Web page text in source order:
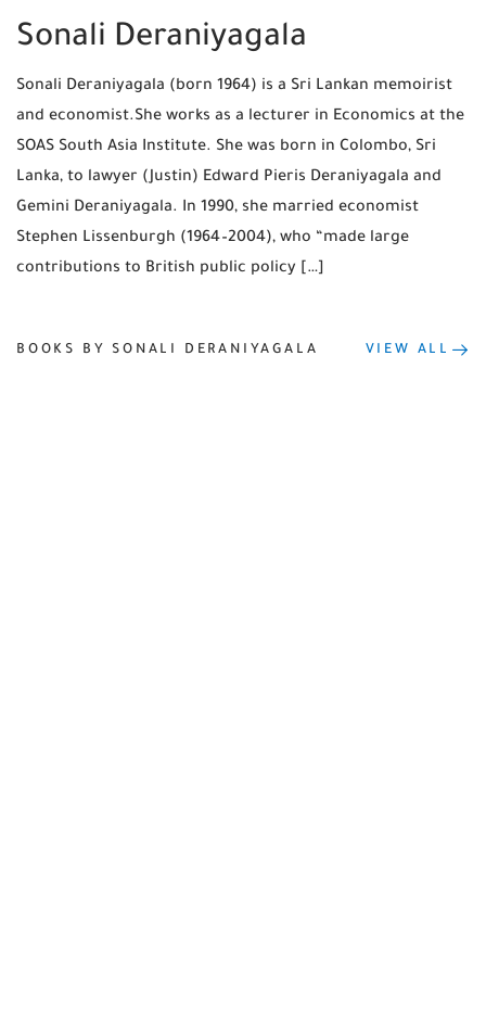
Sonali Deraniyagala
Sonali Deraniyagala (born 1964) is a Sri Lankan memoirist
and economist.She works as a lecturer in Economics at the
SOAS South Asia Institute. She was born in Colombo, Sri
Lanka, to lawyer (Justin) Edward Pieris Deraniyagala and
Gemini Deraniyagala. In 1990, she married economist
Stephen Lissenburgh (1964–2004), who “made large
contributions to British public policy […]
BOOKS BY SONALI DERANIYAGALA VIEW ALL